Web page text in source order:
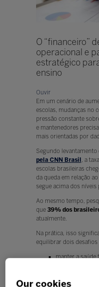
O “financeiro”
operacional e
estratégico
ensino
Ouvir
Em um cenário de
escolas, mudanças no
pressão constante
e mantenedores
mais orientadas por
Segundo levantamento
pela CNN Brasil , a
escolas brasileiras
da queda em relação
segue acima dos níveis
Ao mesmo tempo,
que 39% dos
atualmente.
Na prática, isso
equilibrar dois desafios
manter a saúde
Our cookies